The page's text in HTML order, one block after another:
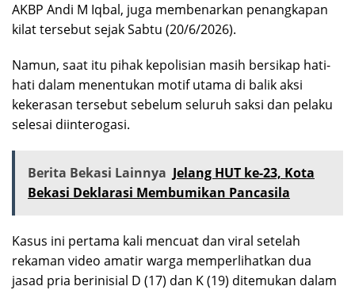
AKBP Andi M Iqbal, juga membenarkan penangkapan
kilat tersebut sejak Sabtu (20/6/2026).
Namun, saat itu pihak kepolisian masih bersikap hati-
hati dalam menentukan motif utama di balik aksi
kekerasan tersebut sebelum seluruh saksi dan pelaku
selesai diinterogasi.
Berita Bekasi Lainnya Jelang HUT ke-23, Kota
Bekasi Deklarasi Membumikan Pancasila
Kasus ini pertama kali mencuat dan viral setelah
rekaman video amatir warga memperlihatkan dua
jasad pria berinisial D (17) dan K (19) ditemukan dalam